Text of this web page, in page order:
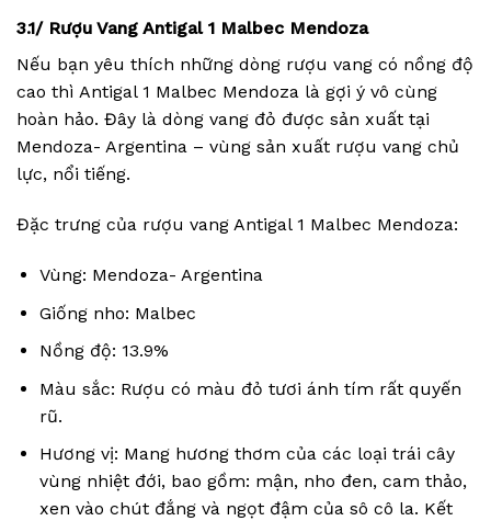
3.1/ Rượu Vang Antigal 1 Malbec Mendoza
Nếu bạn yêu thích những dòng rượu vang có nồng độ
cao thì Antigal 1 Malbec Mendoza là gợi ý vô cùng
hoàn hảo. Đây là dòng vang đỏ được sản xuất tại
Mendoza- Argentina – vùng sản xuất rượu vang chủ
lực, nổi tiếng.
Đặc trưng của rượu vang Antigal 1 Malbec Mendoza:
Vùng: Mendoza- Argentina
Giống nho: Malbec
Nồng độ: 13.9%
Màu sắc: Rượu có màu đỏ tươi ánh tím rất quyến
rũ.
Hương vị: Mang hương thơm của các loại trái cây
vùng nhiệt đới, bao gồm: mận, nho đen, cam thảo,
xen vào chút đắng và ngọt đậm của sô cô la. Kết